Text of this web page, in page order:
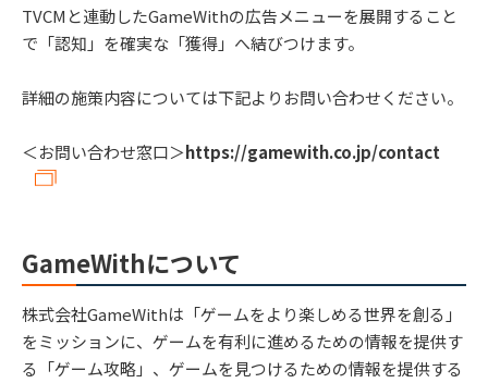
TVCMと連動したGameWithの広告メニューを展開すること
で「認知」を確実な「獲得」へ結びつけます。
詳細の施策内容については下記よりお問い合わせください。
＜お問い合わせ窓口＞https://gamewith.co.jp/contact
GameWithについて
株式会社GameWithは「ゲームをより楽しめる世界を創る」
をミッションに、ゲームを有利に進めるための情報を提供す
る「ゲーム攻略」、ゲームを見つけるための情報を提供する